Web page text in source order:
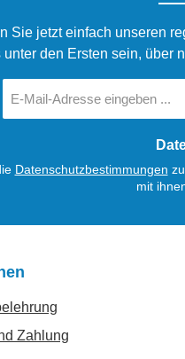
Sie jetzt einfach unseren
den Ersten sein, über
Mail-
Datenschutzbestimmungen
mit
Zahlung